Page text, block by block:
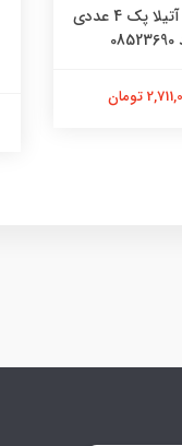
راهنمای آتیلا پک 4 عددی
تومان